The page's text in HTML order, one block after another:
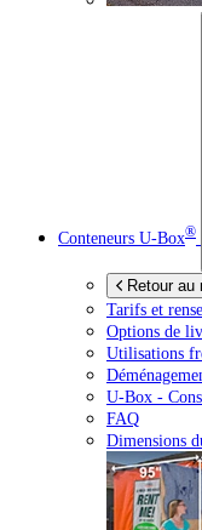
Conteneurs U-Box®
Retour au
Tarifs et
Options de
Utilisations
U-Box -
FAQ
Dimensions